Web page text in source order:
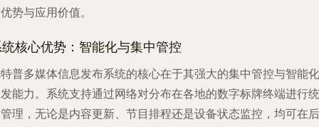
势与应用价值。
核心优势：智能化与集中管控
普多媒体信息发布系统的核心在于其强大的集中管控与智能化
能力。系统支持通过网络对分布在各地的数字标牌终端进行统
理，无论是内容更新、节目排程还是设备状态监控，均可在后